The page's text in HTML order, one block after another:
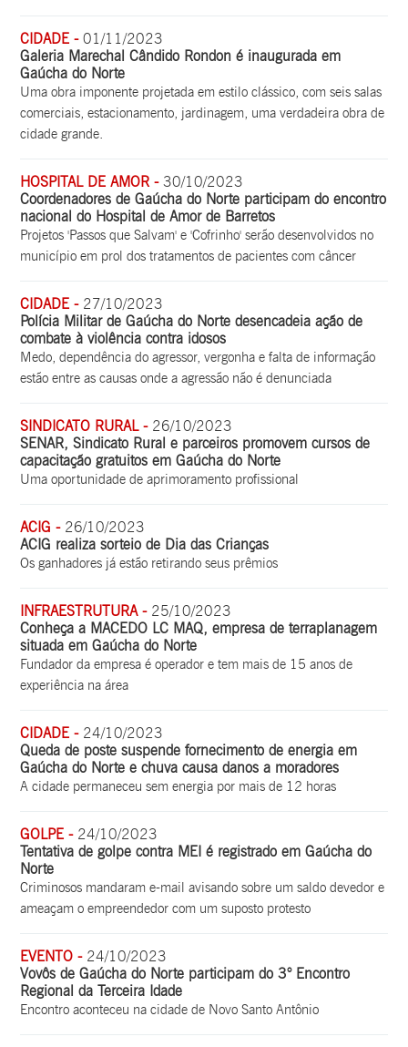
CIDADE -01/11/2023
Galeria Marechal Cândido Rondon é inaugurada em
Gaúcha do Norte
Uma obra imponente projetada em estilo clássico, com seis salas
comerciais, estacionamento, jardinagem, uma verdadeira obra de
cidade grande.
HOSPITAL DE AMOR -30/10/2023
Coordenadores de Gaúcha do Norte participam do encontro
nacional do Hospital de Amor de Barretos
Projetos 'Passos que Salvam' e 'Cofrinho' serão desenvolvidos no
município em prol dos tratamentos de pacientes com câncer
CIDADE - 27/10/2023
Polícia Militar de Gaúcha do Norte desencadeia ação de
combate à violência contra idosos
Medo, dependência do agressor, vergonha e falta de informação
estão entre as causas onde a agressão não é denunciada
SINDICATO RURAL - 26/10/2023
SENAR, Sindicato Rural e parceiros promovem cursos de
capacitação gratuitos em Gaúcha do Norte
Uma oportunidade de aprimoramento profissional
ACIG - 26/10/2023
ACIG realiza sorteio de Dia das Crianças
Os ganhadores já estão retirando seus prêmios
INFRAESTRUTURA - 25/10/2023
Conheça a MACEDO LC MAQ, empresa de terraplanagem
situada em Gaúcha do Norte
Fundador da empresa é operador e tem mais de 15 anos de
experiência na área
CIDADE - 24/10/2023
Queda de poste suspende fornecimento de energia em
Gaúcha do Norte e chuva causa danos a moradores
A cidade permaneceu sem energia por mais de 12 horas
GOLPE - 24/10/2023
Tentativa de golpe contra MEI é registrado em Gaúcha do
Norte
Criminosos mandaram e-mail avisando sobre um saldo devedor e
ameaçam o empreendedor com um suposto protesto
EVENTO - 24/10/2023
Vovôs de Gaúcha do Norte participam do 3° Encontro
Regional da Terceira Idade
Encontro aconteceu na cidade de Novo Santo Antônio